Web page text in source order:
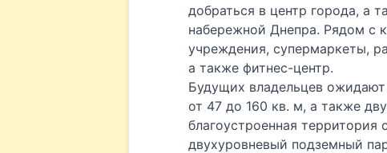
добраться в центр города, а
набережной Днепра. Рядом с
учреждения, супермаркеты,
а также фитнес-центр.
Будущих владельцев
от 47 до 160 кв. м, а также
благоустроенная
двухуровневый подземный